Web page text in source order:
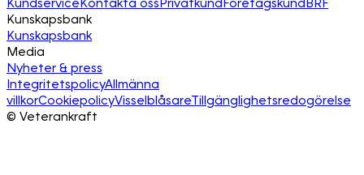
KundserviceKontakta ossPrivatkundFöretagskundBRF
Kunskapsbank
Kunskapsbank
Media
Nyheter & press
IntegritetspolicyAllmänna
villkorCookiepolicyVisselblåsareTillgänglighetsredogörelse
© Veterankraft